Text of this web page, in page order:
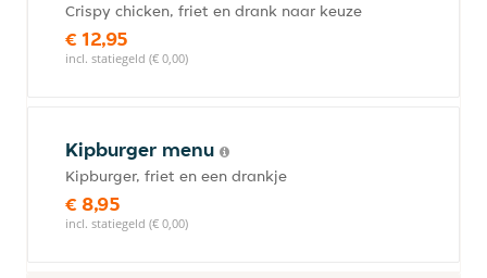
Crispy chicken, friet en drank naar keuze
€ 12,95
incl. statiegeld (€ 0,00)
Kipburger menu
Kipburger, friet en een drankje
€ 8,95
incl. statiegeld (€ 0,00)